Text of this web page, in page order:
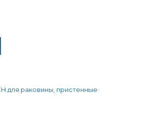
для раковины, пристенные